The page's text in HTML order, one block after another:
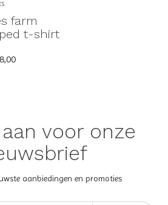
farm
t-shirt
voor onze
aanbiedingen en promoties